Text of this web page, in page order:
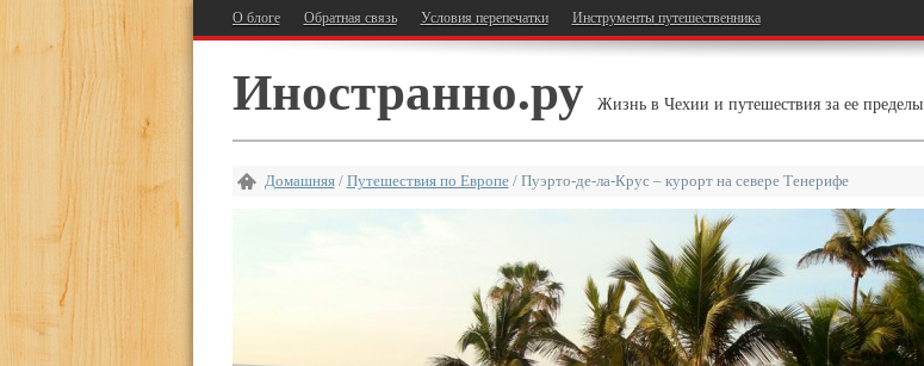
О блоге Обратная связь Условия перепечатки Инструменты путешественника
Иностранно.ру Жизнь в Чехии и путешествия за ее пределы
Домашняя/ Путешествия по Европе/ Пуэрто-де-ла-Крус – курорт на севере Тенерифе